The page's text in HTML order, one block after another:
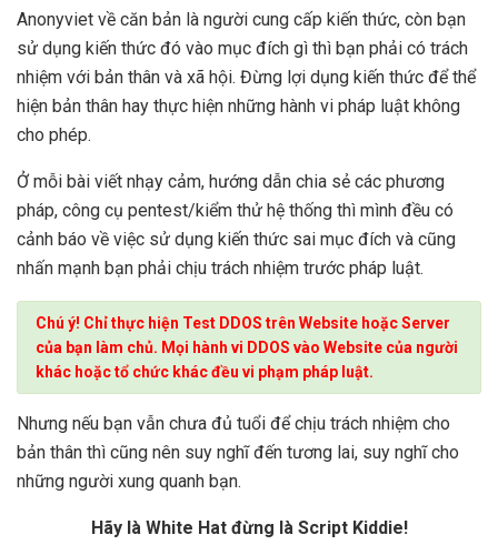
Anonyviet về căn bản là người cung cấp kiến thức, còn bạn
sử dụng kiến thức đó vào mục đích gì thì bạn phải có trách
nhiệm với bản thân và xã hội. Đừng lợi dụng kiến thức để thể
hiện bản thân hay thực hiện những hành vi pháp luật không
cho phép.
Ở mỗi bài viết nhạy cảm, hướng dẫn chia sẻ các phương
pháp, công cụ pentest/kiểm thử hệ thống thì mình đều có
cảnh báo về việc sử dụng kiến thức sai mục đích và cũng
nhấn mạnh bạn phải chịu trách nhiệm trước pháp luật.
Chú ý! Chỉ thực hiện Test DDOS trên Website hoặc Server
của bạn làm chủ. Mọi hành vi DDOS vào Website của người
khác hoặc tổ chức khác đều vi phạm pháp luật.
Nhưng nếu bạn vẫn chưa đủ tuổi để chịu trách nhiệm cho
bản thân thì cũng nên suy nghĩ đến tương lai, suy nghĩ cho
những người xung quanh bạn.
Hãy là White Hat đừng là Script Kiddie!